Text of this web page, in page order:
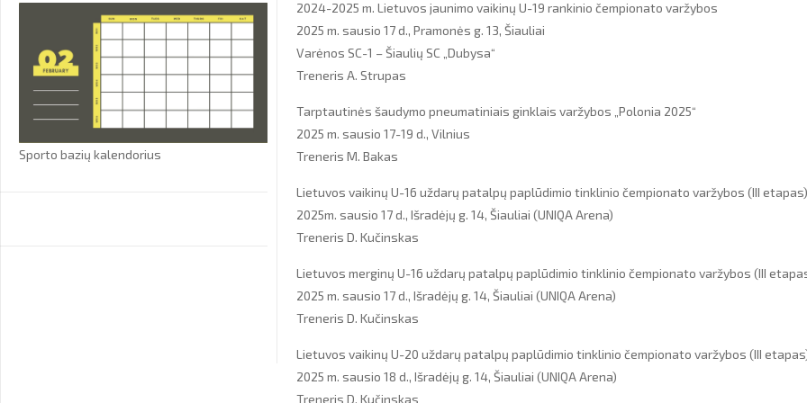
2024-2025 m. Lietuvos jaunimo vaikinų U-19 rankinio čempionato varžybos
2025 m. sausio 17 d., Pramonės g. 13, Šiauliai
Varėnos SC-1 – Šiaulių SC „Dubysa“
Treneris A. Strupas
Tarptautinės šaudymo pneumatiniais ginklais varžybos „Polonia 2025“
2025 m. sausio 17-19 d., Vilnius
Treneris M. Bakas
Lietuvos vaikinų U-16 uždarų patalpų paplūdimio tinklinio čempionato varžybos (III etapas)
2025m. sausio 17 d., Išradėjų g. 14, Šiauliai (UNIQA Arena)
Treneris D. Kučinskas
Lietuvos merginų U-16 uždarų patalpų paplūdimio tinklinio čempionato varžybos (III
2025 m. sausio 17 d., Išradėjų g. 14, Šiauliai (UNIQA Arena)
Treneris D. Kučinskas
Lietuvos vaikinų U-20 uždarų patalpų paplūdimio tinklinio čempionato varžybos (III
2025 m. sausio 18 d., Išradėjų g. 14, Šiauliai (UNIQA Arena)
Treneris D. Kučinskas
Sporto bazių kalendorius